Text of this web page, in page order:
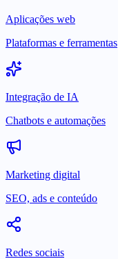
Aplicações web
Plataformas e ferramentas
Integração de IA
Chatbots e automações
Marketing digital
SEO, ads e conteúdo
Redes sociais